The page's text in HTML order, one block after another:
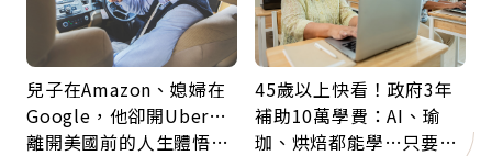
兒子在Amazon、媳婦在
Google，他卻開Uber…
離開美國前的人生體悟：
45歲以上快看！政府3年
補助10萬學費：AI、瑜
珈、烘焙都能學…只要願